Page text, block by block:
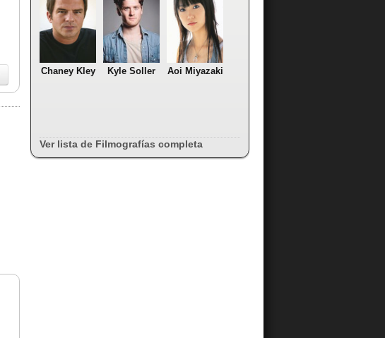
Chaney Kley Kyle Soller Aoi Miyazaki
Ver lista de Filmografías completa